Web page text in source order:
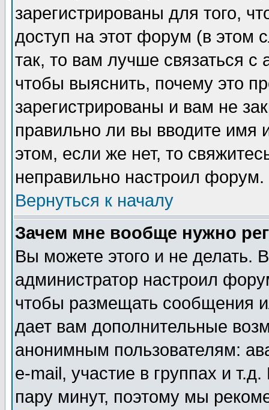
зарегистрированы для того,
доступ на этот форум (в этом
так, то вам лучше связаться
чтобы выяснить, почему это
зарегистрированы и вам не
правильно ли вы вводите
этом, если же нет, то
неправильно настроил форум.
Вернуться к началу
Зачем мне вообще нужно
Вы можете этого и не делать.
администратор настроил
чтобы размещать сообщения
дает вам дополнительные
анонимным пользователям:
e-mail, участие в группах и
пару минут, поэтому мы